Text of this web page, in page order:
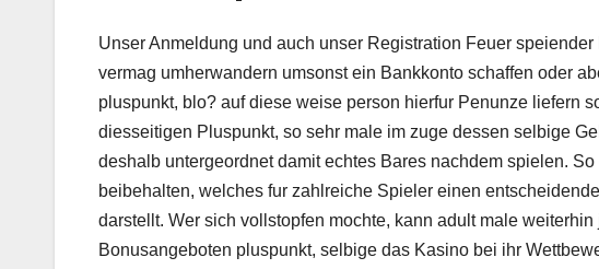
Unser Anmeldung und auch unser Registration Feuer
vermag umherwandern umsonst ein Bankkonto schaffen oder
pluspunkt, blo? auf diese weise person hierfur Penunze liefern
diesseitigen Pluspunkt, so sehr male im zuge dessen selbige
deshalb untergeordnet damit echtes Bares nachdem spielen.
beibehalten, welches fur zahlreiche Spieler einen
darstellt. Wer sich vollstopfen mochte, kann adult male
Bonusangeboten pluspunkt, selbige das Kasino bei ihr